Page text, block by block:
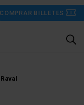
COMPRAR BILLETES